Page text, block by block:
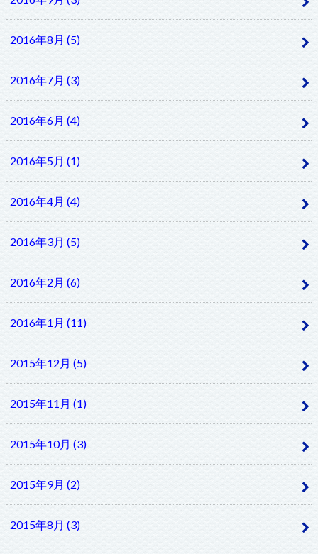
2016年8月 (5)
2016年7月 (3)
2016年6月 (4)
2016年5月 (1)
2016年4月 (4)
2016年3月 (5)
2016年2月 (6)
2016年1月 (11)
2015年12月 (5)
2015年11月 (1)
2015年10月 (3)
2015年9月 (2)
2015年8月 (3)